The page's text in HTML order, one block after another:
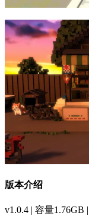
版本介绍
v1.0.4 | 容量